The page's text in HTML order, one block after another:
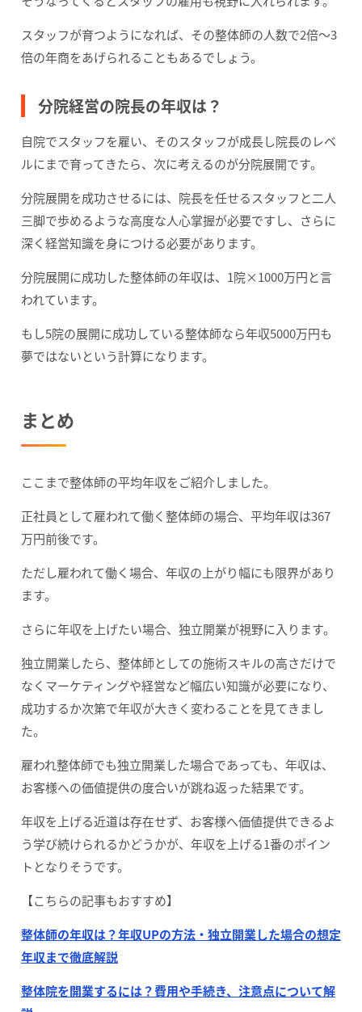
スタッフが育つようになれば、その整体師の人数で2倍〜3
倍の年商をあげられることもあるでしょう。
分院経営の院長の年収は？
自院でスタッフを雇い、そのスタッフが成長し院長のレベ
ルにまで育ってきたら、次に考えるのが分院展開です。
分院展開を成功させるには、院長を任せるスタッフと二人
三脚で歩めるような高度な人心掌握が必要ですし、さらに
深く経営知識を身につける必要があります。
分院展開に成功した整体師の年収は、1院×1000万円と言
われています。
もし5院の展開に成功している整体師なら年収5000万円も
夢ではないという計算になります。
まとめ
ここまで整体師の平均年収をご紹介しました。
正社員として雇われて働く整体師の場合、平均年収は367
万円前後です。
ただし雇われて働く場合、年収の上がり幅にも限界があり
ます。
さらに年収を上げたい場合、独立開業が視野に入ります。
独立開業したら、整体師としての施術スキルの高さだけで
なくマーケティングや経営など幅広い知識が必要になり、
成功するか次第で年収が大きく変わることを見てきまし
た。
雇われ整体師でも独立開業した場合であっても、年収は、
お客様への価値提供の度合いが跳ね返った結果です。
年収を上げる近道は存在せず、お客様へ価値提供できるよ
う学び続けられるかどうかが、年収を上げる1番のポイン
トとなりそうです。
【こちらの記事もおすすめ】
整体師の年収は？年収UPの方法・独立開業した場合の想定
年収まで徹底解説
整体院を開業するには？費用や手続き、注意点について解